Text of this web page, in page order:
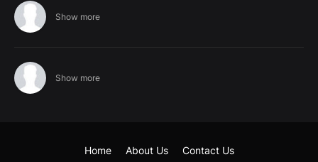
Show more
Show more
Home About Us Contact Us